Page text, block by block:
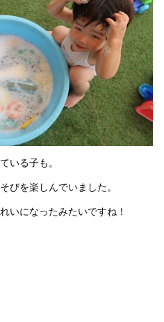
いる子も。
びを楽しんでいました。
いになったみたいですね！